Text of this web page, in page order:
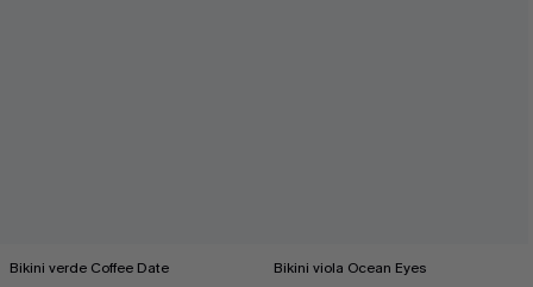
Bikini verde Coffee Date Bikini viola Ocean Eyes